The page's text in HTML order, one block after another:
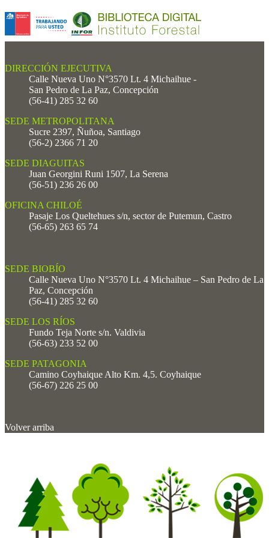
DIRECCIÓN EJECUTIVA
Calle Nueva Uno N°3570 Lt. 4 Michaihue -
San Pedro de La Paz, Concepción
(56-41) 285 32 60
SEDE METROPOLITANA
Sucre 2397, Ñuñoa, Santiago
(56-2) 2366 71 20
SEDE DIAGUITAS
Juan Georgini Runi 1507, La Serena
(56-51) 236 26 00
OFICINA CHILOÉ
Pasaje Los Queltehues s/n, sector de Putemun, Castro
(56-65) 263 65 74
SEDE BIOBÍO
Calle Nueva Uno N°3570 Lt. 4 Michaihue – San Pedro de La
Paz, Concepción
(56-41) 285 32 60
SEDE LOS RÍOS
Fundo Teja Norte s/n. Valdivia
(56-63) 233 52 00
SEDE PATAGONIA
Camino Coyhaique Alto Km. 4,5. Coyhaique
(56-67) 226 25 00
Volver arriba